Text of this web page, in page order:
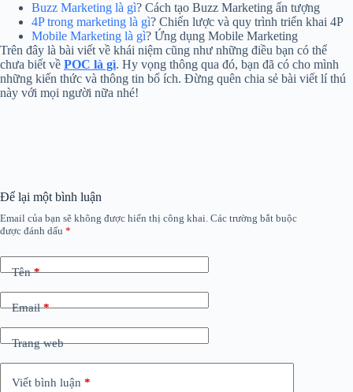
Buzz Marketing là gì? Cách tạo Buzz Marketing ấn tượng
4P trong marketing là gì? Chiến lược và quy trình triển khai 4P
Mobile Marketing là gì? Ứng dụng Mobile Marketing
Trên đây là bài viết về khái niệm cũng như những điều bạn có thể
chưa biết về POC là gì. Hy vọng thông qua đó, bạn đã có cho mình
những kiến thức và thông tin bổ ích. Đừng quên chia sẻ bài viết lí thú
này với mọi người nữa nhé!
Để lại một bình luận
Email của bạn sẽ không được hiển thị công khai. Các trường bắt buộc
được đánh dấu *
Tên*
Email*
Trang web
Viết bình luận *